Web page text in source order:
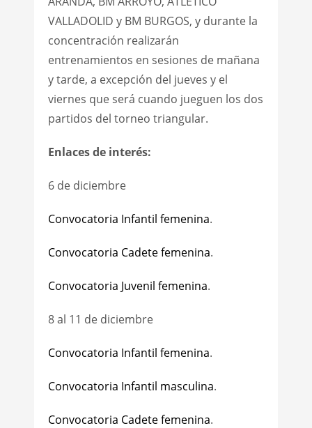
VALLADOLID y BM BURGOS, y durante la
concentración realizarán
entrenamientos en sesiones de mañana
y tarde, a excepción del jueves y el
viernes que será cuando jueguen los dos
partidos del torneo triangular.
Enlaces de interés:
6 de diciembre
Convocatoria Infantil femenina.
Convocatoria Cadete femenina.
Convocatoria Juvenil femenina.
8 al 11 de diciembre
Convocatoria Infantil femenina.
Convocatoria Infantil masculina.
Convocatoria Cadete femenina.